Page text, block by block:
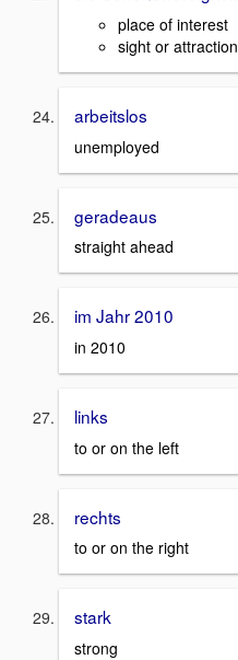
place of interest
sight or attraction
arbeitslos
unemployed
geradeaus
straight ahead
im Jahr 2010
in 2010
links
to or on the left
rechts
to or on the right
stark
strong